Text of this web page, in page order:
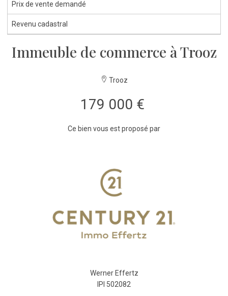
Prix de vente demandé
Revenu cadastral
Immeuble de commerce à Trooz
Trooz
179 000 €
Ce bien vous est proposé par
Werner Effertz
IPI 502082